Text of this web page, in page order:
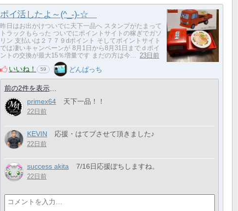
ポイ活したよ～(^_-)-☆
昨日はお出かけついでに天下一品へ スタンプがたまって
トラックもらった ついでにポイントサイトの稼ぎでガソ
リン 支払いは２７７９dポイント そしてポイントサイト
では凄いキャンペーンが 8月1日から8月31日までｄポイ
ントの交換が最大15％増量です まだの方は今... 23日前
いいね！ 59 どんぱっち
前の2件を表示
primex64
天下一品！！
22日前
KEVIN 応援・はてブさせて頂きました♪
22日前
success akita 7/16日応援ぽちしますね。
22日前